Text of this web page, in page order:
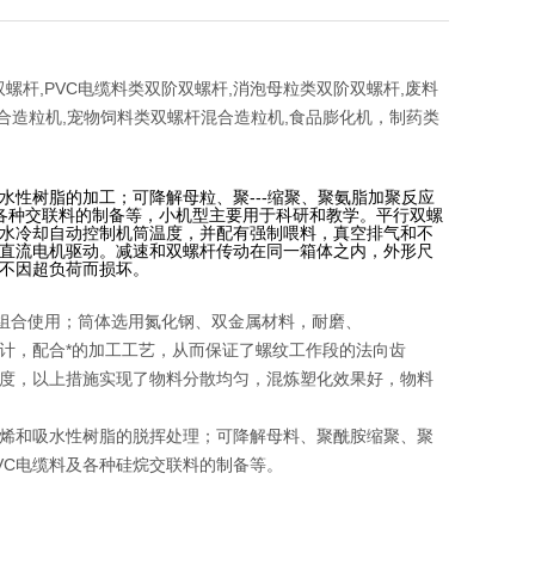
杆,PVC电缆料类双阶双螺杆,消泡母粒类双阶双螺杆,废料
粒机,宠物饲料类双螺杆混合造粒机,食品膨化机，制药类
性树脂的加工；可降解母粒、聚---缩聚、聚氨脂加聚反应
交联料的制备等，小机型主要用于科研和教学。平行双螺
冷却自动控制机筒温度，并配有强制喂料，真空排气和不
流电机驱动。减速和双螺杆传动在同一箱体之内，外形尺
因超负荷而损坏。
使用；筒体选用氮化钢、双金属材料，耐磨、
配合*的加工工艺，从而保证了螺纹工作段的法向齿
以上措施实现了物料分散均匀，混炼塑化效果好，物料
和吸水性树脂的脱挥处理；可降解母料、聚酰胺缩聚、聚
电缆料及各种硅烷交联料的制备等。